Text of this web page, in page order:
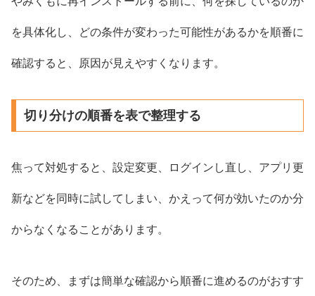
を具体化し、どの条件が変わった可能性があるかを順番に
確認すると、原因が見えやすくなります。
切り分けの順番を表で整理する
焦って対処すると、設定変更、ログインし直し、アプリ更
新などを同時に試してしまい、かえって何が効いたのか分
からなくなることがあります。
そのため、まずは簡単な確認から順番に進めるのがおすす